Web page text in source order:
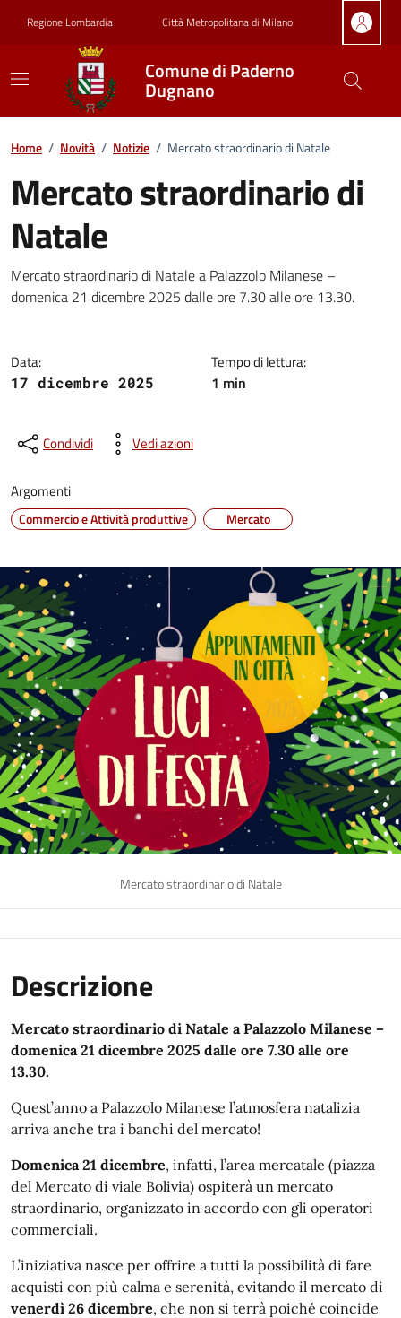
Regione Lombardia Città Metropolitana di Milano
Comune di Paderno
Dugnano
Home / Novità / Notizie / Mercato straordinario di Natale
Mercato straordinario di
Natale
Dettagli della notizia
Mercato straordinario di Natale a Palazzolo Milanese –
domenica 21 dicembre 2025 dalle ore 7.30 alle ore 13.30.
Data:
17 dicembre 2025
Tempo di lettura:
1 min
Condividi Vedi azioni
Argomenti
Commercio e Attività produttive Mercato
Mercato straordinario di Natale
Descrizione
Mercato straordinario di Natale a Palazzolo Milanese –
domenica 21 dicembre 2025 dalle ore 7.30 alle ore
13.30.
Quest’anno a Palazzolo Milanese l’atmosfera natalizia
arriva anche tra i banchi del mercato!
Domenica 21 dicembre, infatti, l’area mercatale (piazza
del Mercato di viale Bolivia) ospiterà un mercato
straordinario, organizzato in accordo con gli operatori
commerciali.
L’iniziativa nasce per offrire a tutti la possibilità di fare
acquisti con più calma e serenità, evitando il mercato di
venerdì 26 dicembre, che non si terrà poiché coincide